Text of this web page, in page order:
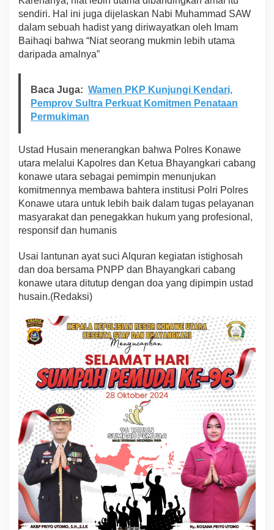
sendiri. Hal ini juga dijelaskan Nabi Muhammad SAW
dalam sebuah hadist yang diriwayatkan oleh Imam
Baihaqi bahwa “Niat seorang mukmin lebih utama
daripada amalnya”
Baca Juga: Wamen PKP Kunjungi Kendari,
Pemprov Sultra Perkuat Komitmen Penataan
Permukiman
Ustad Husain menerangkan bahwa Polres Konawe
utara melalui Kapolres dan Ketua Bhayangkari cabang
konawe utara sebagai pemimpin menunjukan
komitmennya membawa bahtera institusi Polri Polres
Konawe utara untuk lebih baik dalam tugas pelayanan
masyarakat dan penegakkan hukum yang profesional,
responsif dan humanis
Usai lantunan ayat suci Alquran kegiatan istighosah
dan doa bersama PNPP dan Bhayangkari cabang
konawe utara ditutup dengan doa yang dipimpin ustad
husain.(Redaksi)